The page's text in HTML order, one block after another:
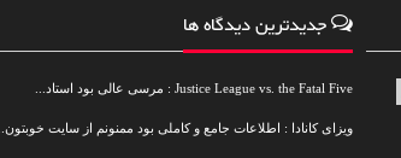
جدیدترین دیدگاه ها
Justice League vs. the Fatal Five : مرسی عالی بود استاد...
ویزای کانادا : اطلاعات جامع و کاملی بود ممنونم از سایت خوبتون...